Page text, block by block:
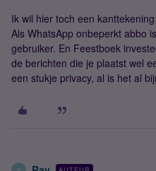
Ik wil hier toch een
Als WhatsApp onbeperkt abbo
gebruiker. En Feestboek
de berichten die je plaatst wel
een stukje privacy, al is het al